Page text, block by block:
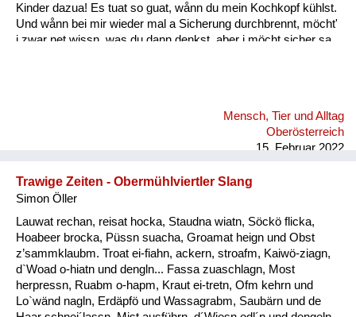
Kinder dazua! Es tuat so guat, wånn du mein Kochkopf kühlst.
Und wånn bei mir wieder mal a Sicherung durchbrennt, möcht'
i zwar net wissn, was du dann denkst, aber i möcht sicher sa,
immer! Wånn i di anschau, deine Aug’n, all’s ån dir, dånn geht
Mensch, Tier und Alltag
Oberösterreich
15. Februar 2022
Trawige Zeiten - Obermühlviertler Slang
Simon Öller
Lauwat rechan, reisat hocka, Staudna wiatn, Söckö flicka,
Hoabeer brocka, Püssn suacha, Groamat heign und Obst
z’sammklaubm. Troat ei-fiahn, ackern, stroafm, Kaiwö-ziagn,
d`Woad o-hiatn und dengln... Fassa zuaschlagn, Most
herpressn, Ruabm o-hapm, Kraut ei-tretn, Ofm kehrn und
Lo`wänd nagln, Erdäpfö und Wassagrabm, Saubärn und de